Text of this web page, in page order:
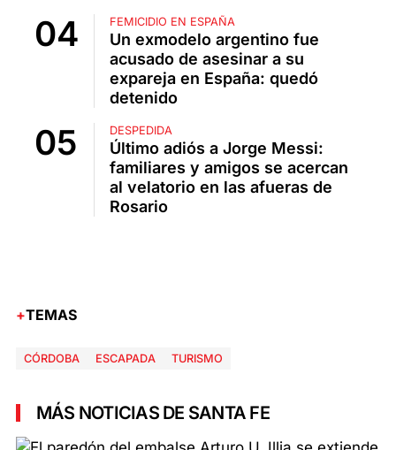
FEMICIDIO EN ESPAÑA
Un exmodelo argentino fue
acusado de asesinar a su
expareja en España: quedó
detenido
DESPEDIDA
Último adiós a Jorge Messi:
familiares y amigos se acercan
al velatorio en las afueras de
Rosario
TEMAS
CÓRDOBA ESCAPADA TURISMO
MÁS NOTICIAS DE SANTA FE